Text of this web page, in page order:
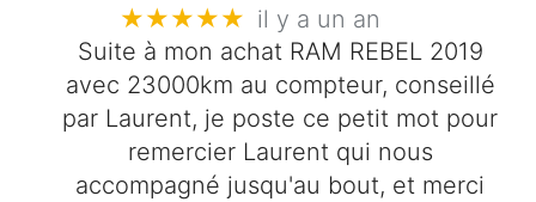
★★★★★ il y a un an
Suite à mon achat RAM REBEL 2019
avec 23000km au compteur, conseillé
par Laurent, je poste ce petit mot pour
remercier Laurent qui nous
accompagné jusqu'au bout, et merci